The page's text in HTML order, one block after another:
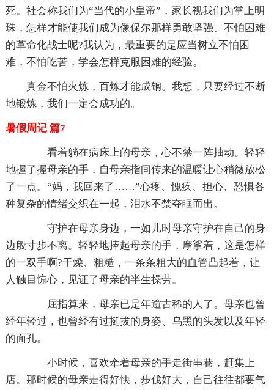
死。社会称我们为“当代的小皇帝”，家长视我们为掌上明
珠，怎样才能使我们成为像保尔那样勇敢坚强、不怕困难
的革命化战士呢?我认为，最重要的是应当树立不怕困
难，不怕吃苦，学会怎样克服困难的经验。
真金不怕火炼，百炼才能成钢。我想，只要经过不断
地锻炼，我们一定会成功的。
暑假周记 篇7
看着躺在病床上的母亲，心不禁一阵抽动。轻轻
地握了握母亲的手，自母亲指间传来的温暖让心稍微放松
了一点。“妈，我回来了……”心疼、愧疚、担心、恐惧各
种复杂的情绪交织在一起，泪水不禁夺眶而出。
守护在母亲身边，一如儿时母亲守护在自己的身
边般寸步不离。轻轻地捧起母亲的手，摩挲着，这是怎样
的一双手啊?干燥、粗糙，一条条粗大的血管凸起着，让
人触目惊心，见证了母亲的半生操劳。
屈指算来，母亲已是年逾古稀的人了。母亲也曾
经年轻过，也曾经有过挺拔的身姿、乌黑的头发以及年轻
的面孔。
小时候，喜欢牵着母亲的手走街串巷，赶集上
店。那时候的母亲走得好快，步伐好大，自己往往都要气